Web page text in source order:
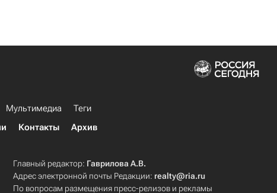
Мультимедиа
Теги
Контакты Архив
Главный редактор: Гаврилова А.В.
Адрес электронной почты Редакции: realty@ria.ru
По вопросам размещения пресс-релизов и рекламы